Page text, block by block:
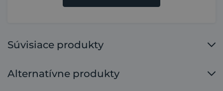
Súvisiace produkty
Alternatívne produkty